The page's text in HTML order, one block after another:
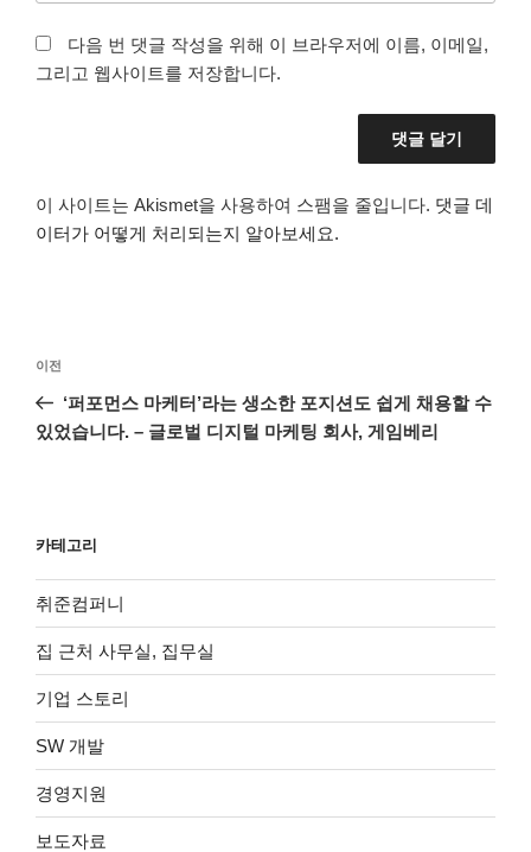
다음 번 댓글 작성을 위해 이 브라우저에 이름, 이메일,
그리고 웹사이트를 저장합니다.
이 사이트는 Akismet을 사용하여 스팸을 줄입니다. 댓글 데
이터가 어떻게 처리되는지 알아보세요.
색
이
전
글
이전
‘퍼포먼스 마케터’라는 생소한 포지션도 쉽게 채용할 수
있었습니다. – 글로벌 디지털 마케팅 회사, 게임베리
카테고리
취준컴퍼니
집 근처 사무실, 집무실
기업 스토리
SW 개발
경영지원
보도자료